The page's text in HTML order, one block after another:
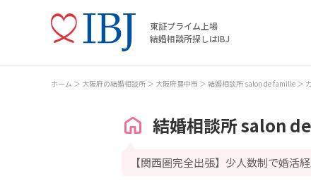
東証プライム上場
結婚相談所探しはIBJ
ホーム 大阪府の結婚相談所 大阪府豊中市 結婚相談所 salon de famille
結婚相談所 salon
【関西圏完全出張】少人数制で婚活